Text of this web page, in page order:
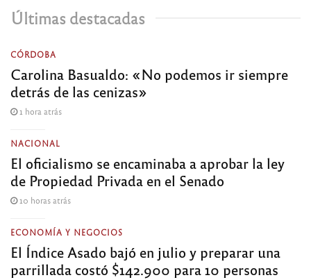
Últimas destacadas
CÓRDOBA
Carolina Basualdo: «No podemos ir siempre
detrás de las cenizas»
1 hora atrás
NACIONAL
El oficialismo se encaminaba a aprobar la ley
de Propiedad Privada en el Senado
10 horas atrás
ECONOMÍA Y NEGOCIOS
El Índice Asado bajó en julio y preparar una
parrillada costó $142.900 para 10 personas